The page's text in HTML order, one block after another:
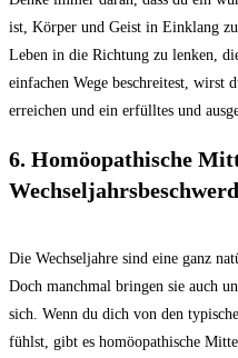
ist, Körper und Geist in⁣ Einklang
⁤Leben in die Richtung zu lenken,‍
einfachen Wege beschreitest, wirst
erreichen und ein erfülltes und
6. Homöopathische⁤
Die Wechseljahre sind eine ganz
Doch manchmal bringen​ sie ​auch‌
sich. ​Wenn⁣ du dich von ⁣den
‌fühlst, ​gibt es homöopathische